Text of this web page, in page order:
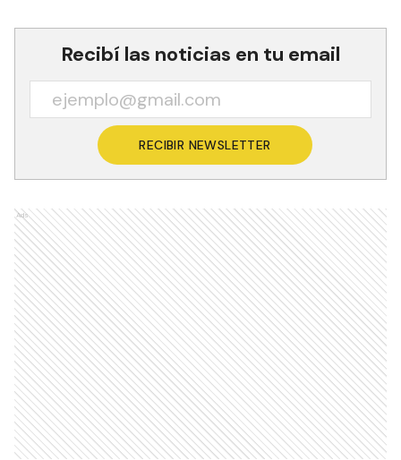
Recibí las noticias en tu email
RECIBIR NEWSLETTER
Ads